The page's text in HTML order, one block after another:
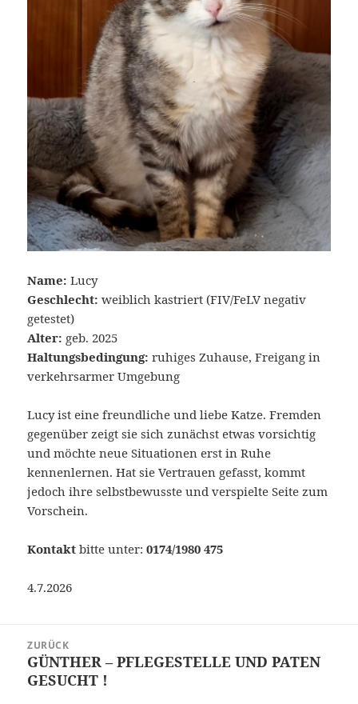
Name: Lucy
Geschlecht: weiblich kastriert (FIV/FeLV negativ
getestet)
Alter: geb. 2025
Haltungsbedingung:ruhiges Zuhause, Freigang in
verkehrsarmer Umgebung
Lucy ist eine freundliche und liebe Katze. Fremden
gegenüber zeigt sie sich zunächst etwas vorsichtig
und möchte neue Situationen erst in Ruhe
kennenlernen. Hat sie Vertrauen gefasst, kommt
jedoch ihre selbstbewusste und verspielte Seite zum
Vorschein.
Kontakt bitte unter:0174/1980 475
4.7.2026
ZURÜCK
Vorheriger
Beitrag:
GÜNTHER – PFLEGESTELLE UND PATEN
GESUCHT !